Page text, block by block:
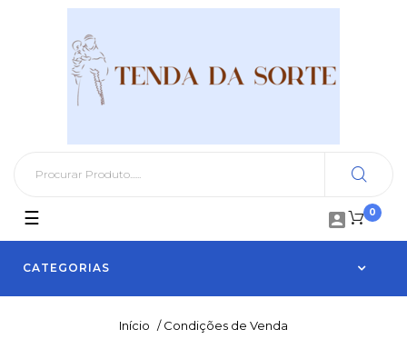
0

CATEGORIAS
Toggle
navigation
☰
Início / Condições de Venda